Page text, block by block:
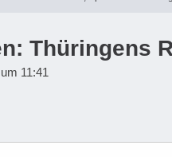
Thüringens
11:41